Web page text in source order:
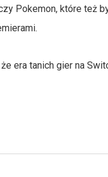
Pokemon, które też
era tanich gier na